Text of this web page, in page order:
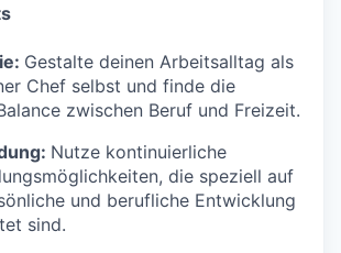
Gestalte deinen Arbeitsalltag als
Chef selbst und finde die
zwischen Beruf und Freizeit.
Nutze kontinuierliche
die speziell auf
und berufliche Entwicklung
sind.